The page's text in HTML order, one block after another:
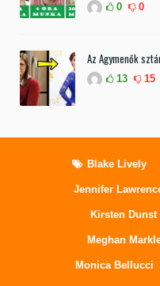
0 0
Az Agymenők
13 15
Blake Lively
Jennifer
Kirsten Dunst
Meghan
Monica Bellucci